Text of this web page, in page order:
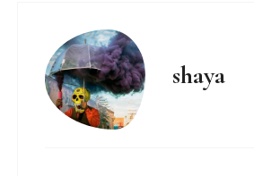
shaya